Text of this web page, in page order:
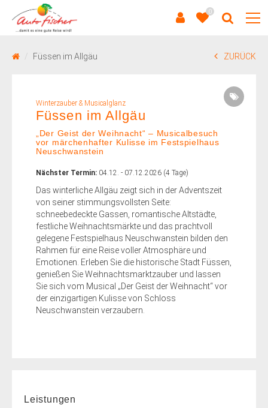
0
Füssen im Allgäu ZURÜCK
Winterzauber & Musicalglanz
Füssen im Allgäu
„Der Geist der Weihnacht“ – Musicalbesuch
vor märchenhafter Kulisse im Festspielhaus
Neuschwanstein
Nächster Termin: 04.12. - 07.12.2026 (4 Tage)
Das winterliche Allgäu zeigt sich in der Adventszeit
von seiner stimmungsvollsten Seite:
schneebedeckte Gassen, romantische Altstädte,
festliche Weihnachtsmärkte und das prachtvoll
gelegene Festspielhaus Neuschwanstein bilden den
Rahmen für eine Reise voller Atmosphäre und
Emotionen. Erleben Sie die historische Stadt Füssen,
genießen Sie Weihnachtsmarktzauber und lassen
Sie sich vom Musical „Der Geist der Weihnacht“ vor
der einzigartigen Kulisse von Schloss
Neuschwanstein verzaubern.
Leistungen